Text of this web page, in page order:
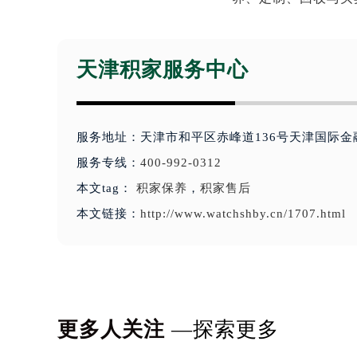
天津积家服务中心
服务地址：天津市和平区赤峰道136号天津国际金
服务专线： 400-992-0312
本文tag： 积家保养 ， 积家售后
本文链接： http://www.watchshby.cn/1707.html
更多人关注 —探索更多